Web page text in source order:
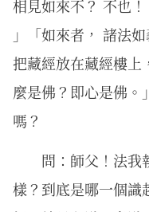
相見如來不？ 不也
」「如來者， 諸法
把藏經放在藏經樓上
麼是佛？即心是佛。
嗎？
問：師父！法我
樣？到底是哪一個識